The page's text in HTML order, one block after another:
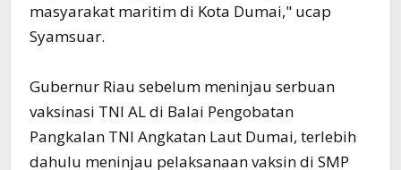
masyarakat maritim di Kota Dumai," ucap
Syamsuar.
Gubernur Riau sebelum meninjau serbuan
vaksinasi TNI AL di Balai Pengobatan
Pangkalan TNI Angkatan Laut Dumai, terlebih
dahulu meninjau pelaksanaan vaksin di SMP